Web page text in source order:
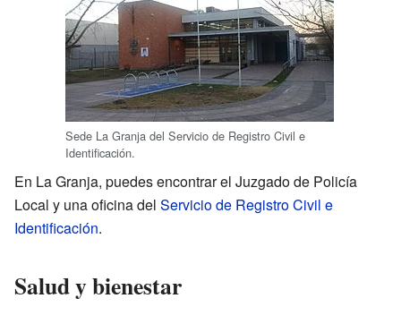
Sede La Granja del Servicio de Registro Civil e
Identificación.
En La Granja, puedes encontrar el Juzgado de Policía
Local y una oficina del Servicio de Registro Civil e
Identificación.
Salud y bienestar